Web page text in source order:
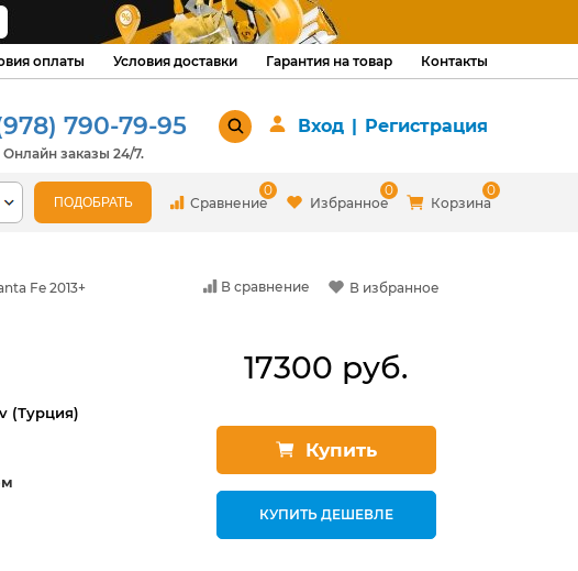
оплаты Условия доставки Гарантия на товар Контакты
790-79-95
Онлайн заказы 24/7.
Вход | Регистрация
Сравнение
0
Избранное
0
Корзина
0
Fe 2013+
(Турция)
В сравнение В избранное
17300 руб.
Купить
КУПИТЬ ДЕШЕВЛЕ